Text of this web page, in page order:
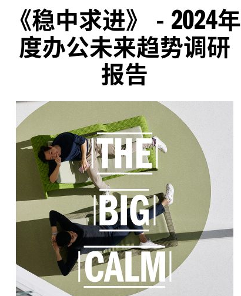
《稳中求进》 - 2024年
度办公未来趋势调研
报告